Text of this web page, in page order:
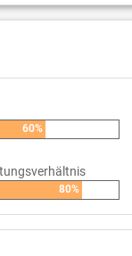
60%
80%